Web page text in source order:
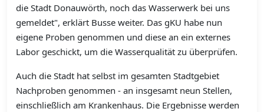
die Stadt Donauwörth, noch das Wasserwerk bei uns
gemeldet", erklärt Busse weiter. Das gKU habe nun
eigene Proben genommen und diese an ein externes
Labor geschickt, um die Wasserqualität zu überprüfen.
Auch die Stadt hat selbst im gesamten Stadtgebiet
Nachproben genommen - an insgesamt neun Stellen,
einschließlich am Krankenhaus. Die Ergebnisse werden